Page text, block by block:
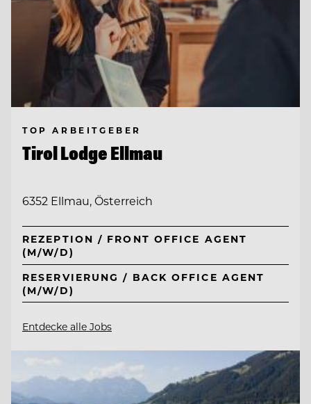
TOP ARBEITGEBER
Tirol Lodge Ellmau
6352 Ellmau, Österreich
REZEPTION / FRONT OFFICE AGENT
(M/W/D)
RESERVIERUNG / BACK OFFICE AGENT
(M/W/D)
Entdecke alle Jobs